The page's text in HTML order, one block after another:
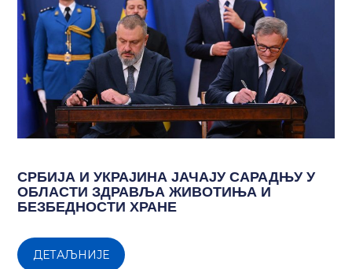
СРБИЈА И УКРАЈИНА ЈАЧАЈУ САРАДЊУ У
ОБЛАСТИ ЗДРАВЉА ЖИВОТИЊА И
БЕЗБЕДНОСТИ ХРАНЕ
ДЕТАЉНИЈЕ